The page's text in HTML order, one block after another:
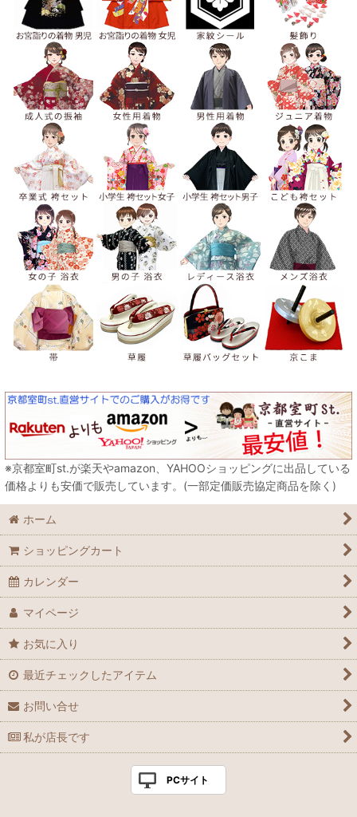
※京都室町st.が楽天やamazon、YAHOOショッピングに出品している
価格よりも安価で販売しています。(一部定価販売協定商品を除く)
ホーム
ショッピングカート
カレンダー
マイページ
お気に入り
最近チェックしたアイテム
お問い合せ
私が店長です
PCサイト